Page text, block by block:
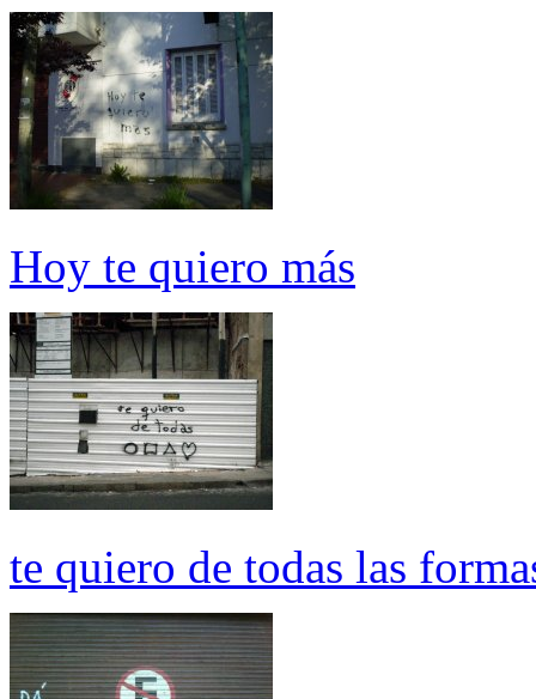
Hoy te quiero más
te quiero de todas las